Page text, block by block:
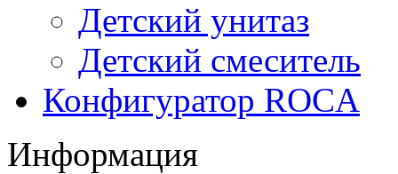
Детский унитаз
Детский смеситель
Конфигуратор ROCA
Информация